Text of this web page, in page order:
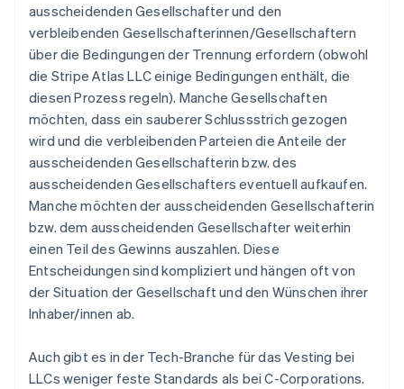
ausscheidenden Gesellschafter und den
verbleibenden Gesellschafterinnen/Gesellschaftern
über die Bedingungen der Trennung erfordern (obwohl
die Stripe Atlas LLC einige Bedingungen enthält, die
diesen Prozess regeln). Manche Gesellschaften
möchten, dass ein sauberer Schlussstrich gezogen
wird und die verbleibenden Parteien die Anteile der
ausscheidenden Gesellschafterin bzw. des
ausscheidenden Gesellschafters eventuell aufkaufen.
Manche möchten der ausscheidenden Gesellschafterin
bzw. dem ausscheidenden Gesellschafter weiterhin
einen Teil des Gewinns auszahlen. Diese
Entscheidungen sind kompliziert und hängen oft von
der Situation der Gesellschaft und den Wünschen ihrer
Inhaber/innen ab.
Auch gibt es in der Tech-Branche für das Vesting bei
LLCs weniger feste Standards als bei C-Corporations.